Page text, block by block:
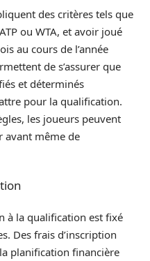
des critères tels que
ou WTA, et avoir joué
au cours de l’année
de s’assurer que
et déterminés
pour la qualification.
les joueurs peuvent
avant même de
à la qualification est fixé
Des frais d’inscription
planification financière